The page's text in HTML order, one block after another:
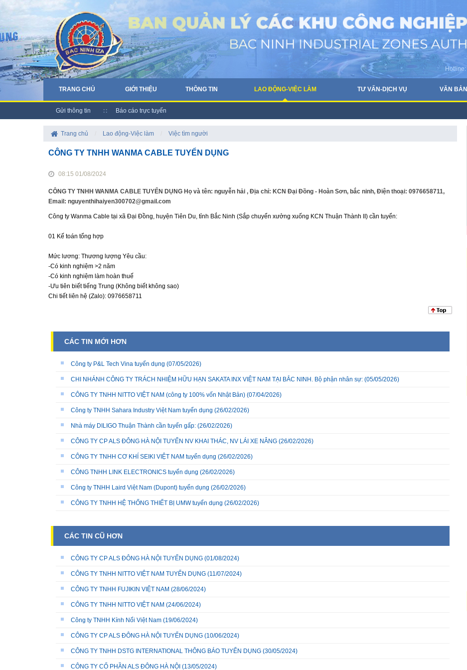
Hotline:
TRANG CHỦ GIỚI THIỆU THÔNG TIN LAO ĐỘNG-VIỆC LÀM TƯ VẤN-DỊCH VỤ VĂN BẢN
Gửi thông tin Báo cáo trực tuyến
Trang chủ Lao động-Việc làm Việc tìm người
CÔNG TY TNHH WANMA CABLE TUYỂN DỤNG
08:15 01/08/2024
CÔNG TY TNHH WANMA CABLE TUYỂN DỤNG Họ và tên: nguyễn hải , Địa chỉ: KCN Đại Đồng - Hoàn Sơn, bắc ninh, Điện thoại: 0976658711,
Email: nguyenthihaiyen300702@gmail.com
Công ty Wanma Cable tại xã Đại Đồng, huyện Tiên Du, tỉnh Bắc Ninh (Sắp chuyển xưởng xuống KCN Thuận Thành II) cần tuyển:
01 Kế toán tổng hợp
Mức lương: Thương lượng Yêu cầu:
-Có kinh nghiệm >2 năm
-Có kinh nghiệm làm hoàn thuế
-Ưu tiên biết tiếng Trung (Không biết không sao)
Chi tiết liên hệ (Zalo): 0976658711
CÁC TIN MỚI HƠN
Công ty P&L Tech Vina tuyển dụng (07/05/2026)
CHI NHÁNH CÔNG TY TRÁCH NHIỆM HỮU HẠN SAKATA INX VIỆT NAM TẠI BẮC NINH. Bộ phận nhân sự: (05/05/2026)
CÔNG TY TNHH NITTO VIỆT NAM (công ty 100% vốn Nhật Bản) (07/04/2026)
Công ty TNHH Sahara Industry Việt Nam tuyển dụng (26/02/2026)
Nhà máy DILIGO Thuận Thành cần tuyển gấp: (26/02/2026)
CÔNG TY CP ALS ĐÔNG HÀ NỘI TUYỂN NV KHAI THÁC, NV LÁI XE NÂNG (26/02/2026)
CÔNG TY TNHH CƠ KHÍ SEIKI VIỆT NAM tuyển dụng (26/02/2026)
CÔNG TNHH LINK ELECTRONICS tuyển dụng (26/02/2026)
Công ty TNHH Laird Việt Nam (Dupont) tuyển dụng (26/02/2026)
CÔNG TY TNHH HỆ THỐNG THIẾT BỊ UMW tuyển dụng (26/02/2026)
CÁC TIN CŨ HƠN
CÔNG TY CP ALS ĐÔNG HÀ NỘI TUYỂN DỤNG (01/08/2024)
CÔNG TY TNHH NITTO VIỆT NAM TUYỂN DỤNG (11/07/2024)
CÔNG TY TNHH FUJIKIN VIỆT NAM (28/06/2024)
CÔNG TY TNHH NITTO VIỆT NAM (24/06/2024)
Công ty TNHH Kính Nổi Việt Nam (19/06/2024)
CÔNG TY CP ALS ĐÔNG HÀ NỘI TUYỂN DỤNG (10/06/2024)
CÔNG TY TNHH DSTG INTERNATIONAL THÔNG BÁO TUYỂN DỤNG (30/05/2024)
CÔNG TY CỔ PHẦN ALS ĐÔNG HÀ NỘI (13/05/2024)